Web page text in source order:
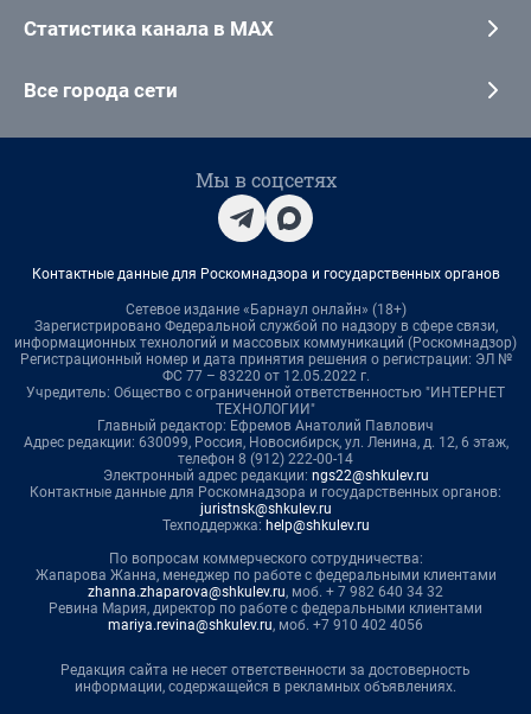
Статистика канала в MAX
Все города сети
Мы в соцсетях
Контактные данные для Роскомнадзора и государственных органов
Сетевое издание «Барнаул онлайн» (18+)
Зарегистрировано Федеральной службой по надзору в сфере связи,
информационных технологий и массовых коммуникаций (Роскомнадзор)
Регистрационный номер и дата принятия решения о регистрации: ЭЛ №
ФС 77 – 83220 от 12.05.2022 г.
Учредитель: Общество с ограниченной ответственностью "ИНТЕРНЕТ
ТЕХНОЛОГИИ"
Главный редактор: Ефремов Анатолий Павлович
Адрес редакции: 630099, Россия, Новосибирск, ул. Ленина, д. 12, 6 этаж,
телефон 8 (912) 222-00-14
Электронный адрес редакции: ngs22@shkulev.ru
Контактные данные для Роскомнадзора и государственных органов:
juristnsk@shkulev.ru
Техподдержка: help@shkulev.ru
По вопросам коммерческого сотрудничества:
Жапарова Жанна, менеджер по работе с федеральными клиентами
zhanna.zhaparova@shkulev.ru, моб. + 7 982 640 34 32
Ревина Мария, директор по работе с федеральными клиентами
mariya.revina@shkulev.ru, моб. +7 910 402 4056
Редакция сайта не несет ответственности за достоверность
информации, содержащейся в рекламных объявлениях.